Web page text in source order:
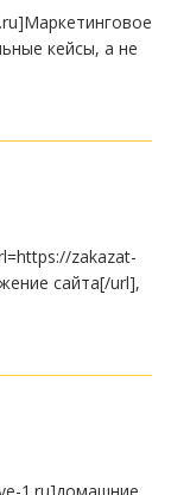
кейсы, а не
zakazat-
сайта[/url],